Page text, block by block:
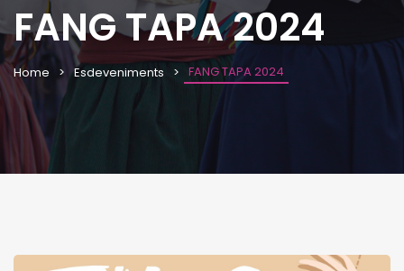
FANG TAPA 2024
Home Esdeveniments FANG TAPA 2024